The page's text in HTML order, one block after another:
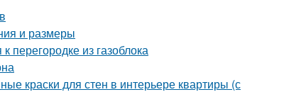
и размеры
перегородке из газоблока
краски для стен в интерьере квартиры (с